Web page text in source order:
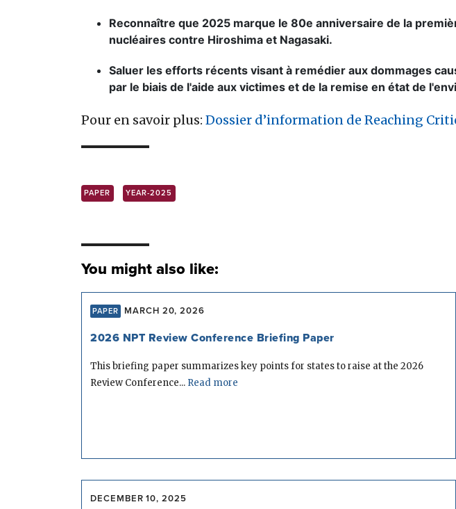
Reconnaître que 2025 marque le 80e anniversaire de la
nucléaires contre Hiroshima et Nagasaki.
Saluer les efforts récents visant à remédier aux dommages
par le biais de l'aide aux victimes et de la remise en état de
Pour en savoir plus: Dossier d’information de Reaching
PAPER YEAR-2025
You might also like:
PAPER MARCH 20, 2026
2026 NPT Review Conference Briefing Paper
This briefing paper summarizes key points for states to raise at the 2026
Review Conference... Read more
DECEMBER 10, 2025